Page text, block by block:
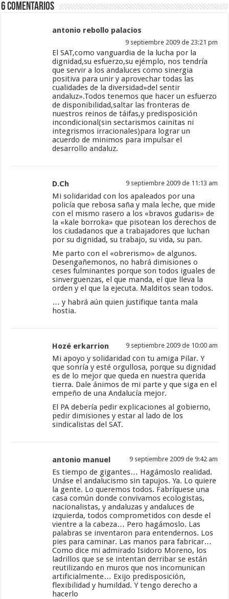
6 Comentarios
antonio rebollo palacios
9 septiembre 2009 de 23:21 pm
El SAT,como vanguardia de la lucha por la
dignidad,su esfuerzo,su ejémplo, nos tendría
que servir a los andaluces como sinergia
positiva para unir y aprovechar todas las
cualidades de la diversidad»del sentir
andaluz».Todos tenemos que hacer un esfuerzo
de disponibilidad,saltar las fronteras de
nuestros reinos de táifas,y predisposición
incondicional(sin sectarismos cainitas ni
integrismos irracionales)para lograr un
acuerdo de minimos para impulsar el
desarrollo andaluz.
D.Ch 9 septiembre 2009 de 11:13 am
Mi solidaridad con los apaleados por una
policía que rebosa saña y mala leche, que mide
con el mismo rasero a los «bravos gudaris» de
la «kale borroka» que pisotean los derechos de
los ciudadanos que a trabajadores que luchan
por su dignidad, su trabajo, su vida, su pan.
Me parto con el «obrerismo» de algunos.
Desengañemonos, no habrá dimisiones o
ceses fulminantes porque son todos iguales de
sinverguenzas, el que manda, el que lleva la
orden y el que la ejecuta. Malditos sean todos.
… y habrá aún quien justifique tanta mala
hostia.
Hozé erkarrion 9 septiembre 2009 de 10:00 am
Mi apoyo y solidaridad con tu amiga Pilar. Y
que sonría y esté orgullosa, porque su dignidad
es de lo mejor que queda en nuestra querida
tierra. Dale ánimos de mi parte y que siga en el
empeño de una Andalucía mejor.
El PA debería pedir explicaciones al gobierno,
pedir dimisiones y estar al lado de los
sindicalistas del SAT.
antonio manuel 9 septiembre 2009 de 9:42 am
Es tiempo de gigantes… Hagámoslo realidad.
Unáse el andalucismo sin tapujos. Ya. Lo quiere
la gente. Lo queremos todos. Fabríquese una
casa común donde convivamos ecologistas,
nacionalistas, y andaluzas y andaluces de
izquierda, todos comprometidos con desde el
vientre a la cabeza… Pero hagámoslo. Las
palabras se inventaron para entendernos. Los
pies para caminar. Las manos para fabricar…
Como dice mi admirado Isidoro Moreno, los
ladrillos que se se intentan derribar se están
reutilizando en muros que nos incomunican
artificialmente… Exijo predisposición,
flexibilidad y humildad. Y tengo derecho a
hacerlo